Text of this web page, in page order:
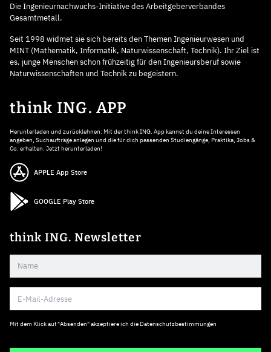
Die Ingenieurnachwuchs-Initiative des Arbeitgeberverbandes
Gesamtmetall.
Seit 1998 widmet sie sich bereits den Themen Ingenieurwesen und
MINT (Mathematik, Informatik, Naturwissenschaft, Technik). Ihr Ziel ist
es, junge Menschen schon frühzeitig für den Ingenieursberuf sowie
Naturwissenschaften und Technik zu begeistern.
think ING. APP
Herunterladen und zurücklehnen: Mit der think ING. App kannst du deine Interessen
angeben, Suchaufträge anlegen und die für dich passenden Studiengänge, Praktika, Jobs &
Co. erhalten. Jetzt herunterladen!
APPLE App Store
GOOGLE Play Store
think ING. Newsletter
Mit dem Klick auf "Absenden" akzeptiere ich die Datenschutzbestimmungen